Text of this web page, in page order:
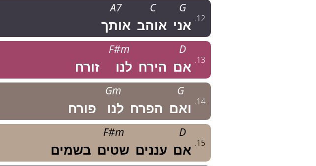
12
.
G
אני
C
אוהב
A7
אותך
13
.
D
אם הירח
F#m
לנו זורח
14
.
G
ואם הפרח
Gm
לנו פורח
15
.
D
אם עננים
F#m
שטים בשמים